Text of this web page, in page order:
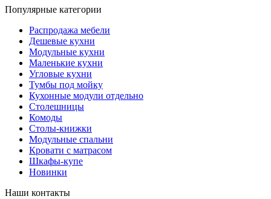
Популярные категории
Распродажа мебели
Дешевые кухни
Модульные кухни
Маленькие кухни
Угловые кухни
Тумбы под мойку
Кухонные модули отдельно
Столешницы
Комоды
Столы-книжки
Модульные спальни
Кровати с матрасом
Шкафы-купе
Новинки
Наши контакты